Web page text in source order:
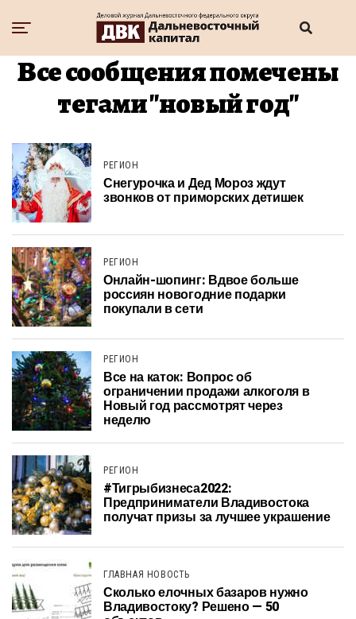
Все сообщения помечены
тегами "новый год"
РЕГИОН
Снегурочка и Дед Мороз ждут
звонков от приморских детишек
РЕГИОН
Онлайн-шопинг: Вдвое больше
россиян новогодние подарки
покупали в сети
РЕГИОН
Все на каток: Вопрос об
ограничении продажи алкоголя в
Новый год рассмотрят через
неделю
РЕГИОН
#Тигрыбизнеса2022:
Предприниматели Владивостока
получат призы за лучшее украшение
ГЛАВНАЯ НОВОСТЬ
Сколько елочных базаров нужно
Владивостоку? Решено — 50